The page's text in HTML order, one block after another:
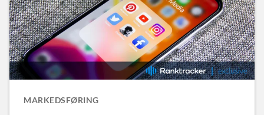
MARKEDSFØRING